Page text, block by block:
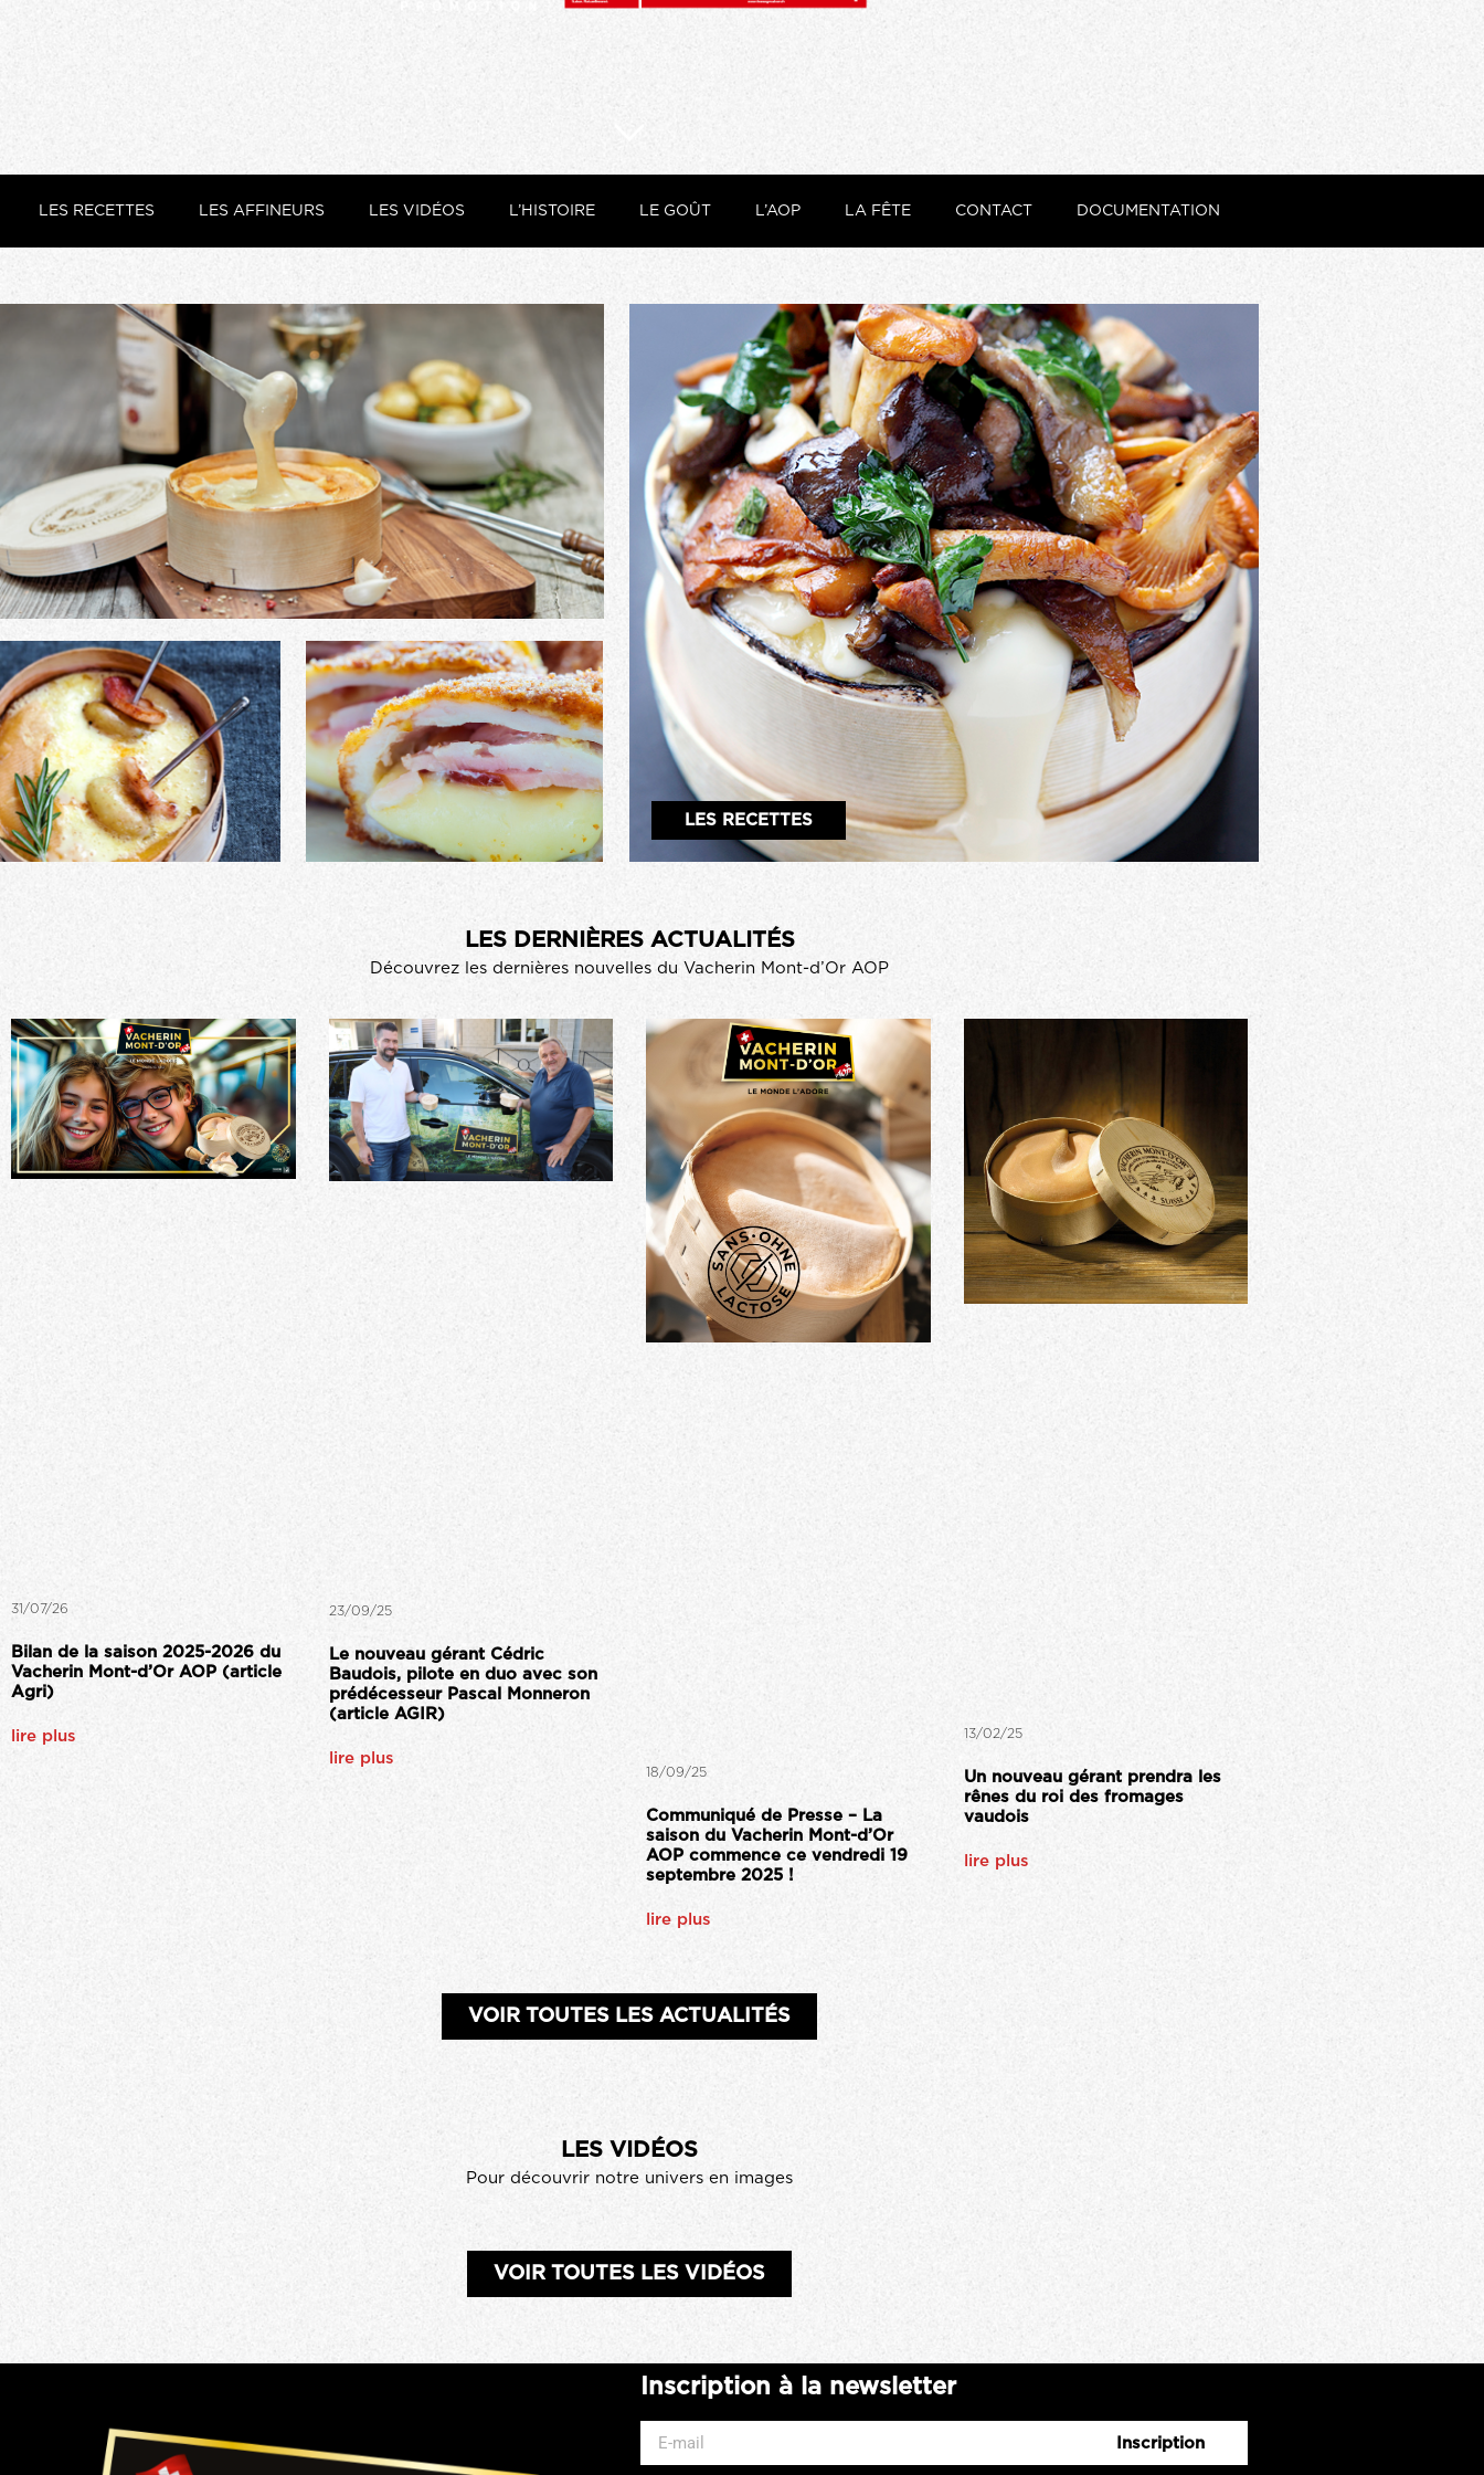
LES RECETTES LES AFFINEURS LES VIDÉOS L’HISTOIRE LE GOÛT L’AOP LA FÊTE CONTACT DOCUMENTATION
LES RECETTES
LES DERNIÈRES ACTUALITÉS
Découvrez les dernières nouvelles du Vacherin Mont-d’Or AOP
31/07/26
Bilan de la saison 2025-2026 du
Vacherin Mont-d’Or AOP (article
Agri)
lire plus
23/09/25
Le nouveau gérant Cédric
Baudois, pilote en duo avec son
prédécesseur Pascal Monneron
(article AGIR)
lire plus
18/09/25
Communiqué de Presse – La
saison du Vacherin Mont-d’Or
AOP commence ce vendredi 19
septembre 2025 !
lire plus
13/02/25
Un nouveau gérant prendra les
rênes du roi des fromages
vaudois
lire plus
VOIR TOUTES LES ACTUALITÉS
LES VIDÉOS
Pour découvrir notre univers en images
VOIR TOUTES LES VIDÉOS
Inscription à la newsletter
Inscription